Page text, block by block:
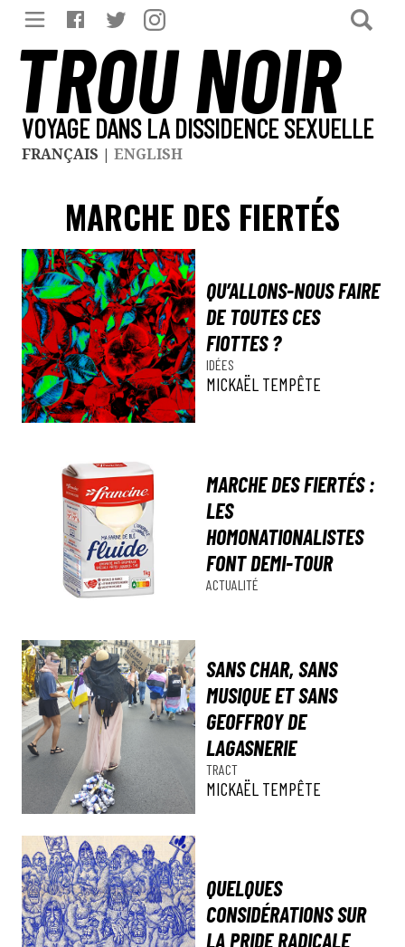
TROU NOIR
VOYAGE DANS LA DISSIDENCE SEXUELLE
FRANÇAIS | ENGLISH
MARCHE DES FIERTÉS
QU’ALLONS-NOUS FAIRE
DE TOUTES CES
FIOTTES ?
IDÉES
MICKAËL TEMPÊTE
MARCHE DES FIERTÉS :
LES
HOMONATIONALISTES
FONT DEMI-TOUR
ACTUALITÉ
SANS CHAR, SANS
MUSIQUE ET SANS
GEOFFROY DE
LAGASNERIE
TRACT
MICKAËL TEMPÊTE
QUELQUES
CONSIDÉRATIONS SUR
LA PRIDE RADICALE